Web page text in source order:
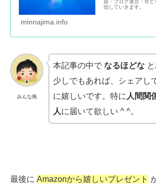
資・ブログ運営・せ
信していきます。
minnajima.info
みんな島
本記事の中でなるほどな
少しでもあれば、シェアし
に嬉しいです。特に 人間関
人に届いて欲しい ^ ^。
最後に Amazonから嬉しいプレゼント